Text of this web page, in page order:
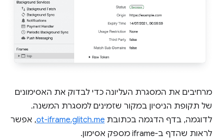
מרחיבים את המסגרת העליונה כדי לבדוק את האסימונים
של תקופת הניסיון במקור שזמינים למסגרת המשנה.
לדוגמה, בדף הדגמה בכתובת ot-iframe.glitch.me, אפשר
לראות שהדף ב-iframe מספק אסימון.